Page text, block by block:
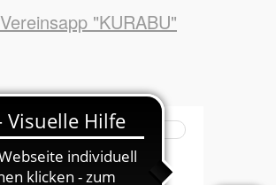
Vereinsapp "KURABU"
Mitglied werden
Suchbegriffe